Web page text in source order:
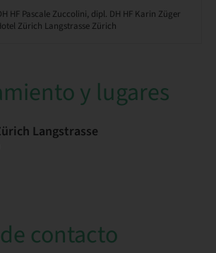
HF Pascale Zuccolini, dipl. DH HF Karin Züger
Zürich Langstrasse Zürich
y lugares
Langstrasse
contacto